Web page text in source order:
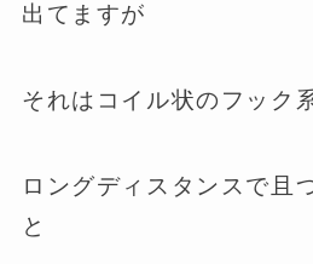
出てますが
それはコイル状のフック
ロングディスタンスで且
と